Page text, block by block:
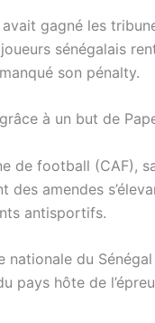
gagné les
sénégalais
son pénalty.
à un but de
de football (CAF),
amendes
antisportifs.
nationale du
pays hôte de